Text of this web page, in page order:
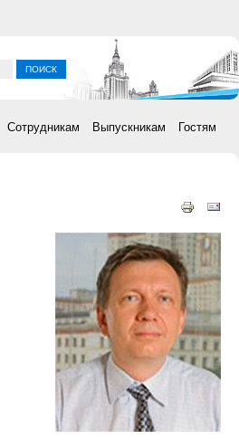
Сотрудникам Выпускникам Гостям